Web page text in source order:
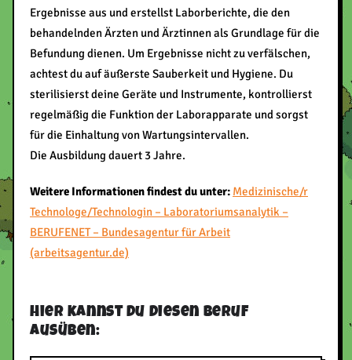
Ergebnisse aus und erstellst Laborberichte, die den
behandelnden Ärzten und Ärztinnen als Grundlage für die
Befundung dienen. Um Ergebnisse nicht zu verfälschen,
achtest du auf äußerste Sauberkeit und Hygiene. Du
sterilisierst deine Geräte und Instrumente, kontrollierst
regelmäßig die Funktion der Laborapparate und sorgst
für die Einhaltung von Wartungsintervallen.
Die Ausbildung dauert 3 Jahre.
Weitere Informationen findest du unter: Medizinische/r
Technologe/Technologin – Laboratoriumsanalytik –
BERUFENET – Bundesagentur für Arbeit
(arbeitsagentur.de)
Hier kannst du diesen Beruf
ausüben: